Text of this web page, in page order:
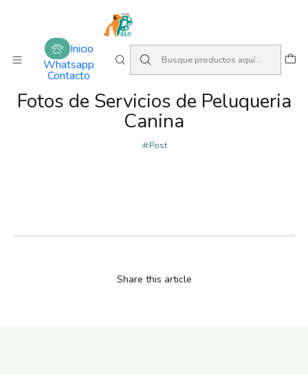
Inicio
Whatsapp
Contacto
Amamos lo que hacemos
Inicio Fotos de Servicios de Peluqueria Canina
Fotos de Servicios de Peluqueria
Canina
Post
Share this article